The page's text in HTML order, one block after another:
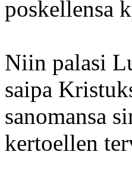
poskellensa
Niin palasi
saipa
sanomansa
kertoellen